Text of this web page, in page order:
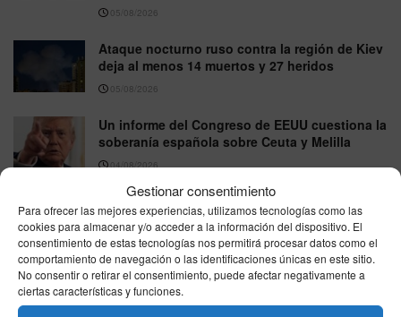
Gestionar consentimiento
Para ofrecer las mejores experiencias, utilizamos tecnologías como las
cookies para almacenar y/o acceder a la información del dispositivo. El
consentimiento de estas tecnologías nos permitirá procesar datos como el
comportamiento de navegación o las identificaciones únicas en este sitio.
No consentir o retirar el consentimiento, puede afectar negativamente a
ciertas características y funciones.
05/08/2026
Ataque nocturno ruso contra la región de Kiev
deja al menos 14 muertos y 27 heridos
05/08/2026
Un informe del Congreso de EEUU cuestiona la
soberanía española sobre Ceuta y Melilla
04/08/2026
Dos muertos en Estados Unidos durante un
brote de Cyclospora vinculado a lechugas
contaminadas
04/08/2026
Xi acelera la transformación del Ejército chino:
inteligencia artificial, drones y purgas internas